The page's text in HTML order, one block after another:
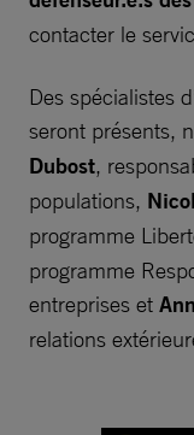
contacter le
Des spécialistes
seront présents,
Dubost,
populations,
programme
programme
entreprises et
relations